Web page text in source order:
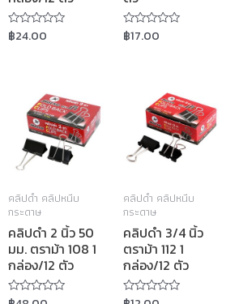
Rated
0
฿24.00
Rated
0
฿17.00
คลิปดำ คลิปหนีบ
กระดาษ
คลิปดำ 2 นิ้ว 50
มม. ตราม้า 108 1
กล่อง/12 ตัว
Rated
คลิปดำ คลิปหนีบ
กระดาษ
คลิปดำ 3/4 นิ้ว
ตราม้า 112 1
กล่อง/12 ตัว
Rated